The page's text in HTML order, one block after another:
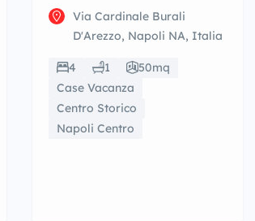
Via Cardinale Burali
D'Arezzo, Napoli NA, Italia
4 1
50mq
Case Vacanza
Centro Storico
Napoli Centro